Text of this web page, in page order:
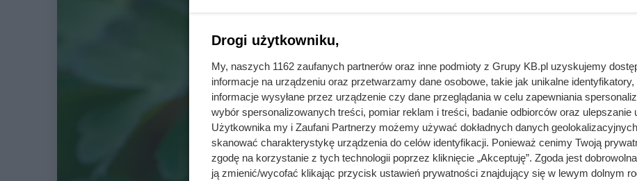
Drogi użytkowniku,
My, naszych 1162 zaufanych partnerów oraz inne podmioty z Grupy KB.pl uzyskujemy
informacje na urządzeniu oraz przetwarzamy dane osobowe, takie jak unikalne
informacje wysyłane przez urządzenie czy dane przeglądania w celu zapewniania
wybór spersonalizowanych treści, pomiar reklam i treści, badanie odbiorców oraz ulepszanie
Użytkownika my i Zaufani Partnerzy możemy używać dokładnych danych
skanować charakterystykę urządzenia do celów identyfikacji. Ponieważ cenimy Twoją
zgodę na korzystanie z tych technologii poprzez kliknięcie „Akceptuję”. Zgoda jest
ją zmienić/wycofać klikając przycisk ustawień prywatności znajdujący się w lewym dolnym